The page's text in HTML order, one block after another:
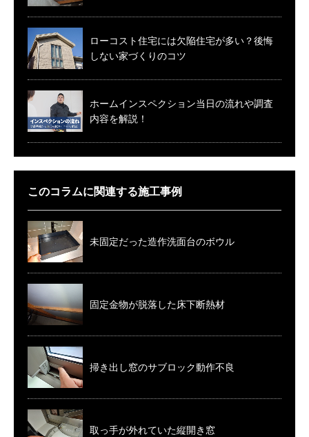
ローコスト住宅には欠陥住宅が多い？後悔
しない家づくりのコツ
ホームインスペクション当日の流れや調査
内容を解説！
このコラムに関連する施工事例
未固定だった造作洗面台のボウル
固定金物が脱落した床下断熱材
掃き出し窓のサブロック動作不良
取っ手が外れていた縦開き窓